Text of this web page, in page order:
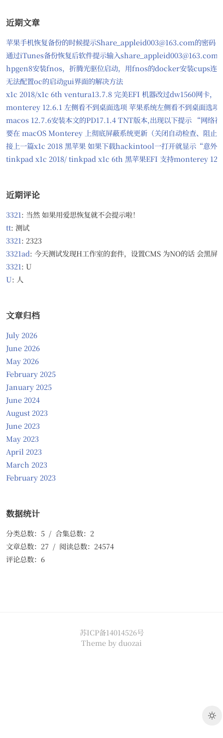
近期文章
苹果手机恢复备份的时候提示Share_appleid003@163.com的密码
通过iTunes备份恢复后软件提示输入share_appleid003@163.com
hpgen8安装fnos，折腾光驱位启动，用fnos的docker安装cups连
无法配置oc的启动gui界面的解决方法
x1c 2018/x1c 6th ventura13.7.8 完美EFI 机器改过dw1560网卡，
monterey 12.6.1 左侧看不到桌面选项 苹果系统左侧看不到桌面选项
macos 12.7.6安装本文的PD17.1.4 TNT版本,出现以下提示 “网络
要在 macOS Monterey 上彻底屏蔽系统更新（关闭自动检查、阻止
接上一篇x1c 2018 黑苹果 如果下载hackintool一打开就显示“意外
tinkpad x1c 2018/ tinkpad x1c 6th 黑苹果EFI 支持monterey
近期评论
3321: 当然 如果用爱思恢复就不会提示啦！
tt: 测试
3321: 2323
3321ad: 今天测试发现H工作室的套件，设置CMS 为NO的话 会黑屏
3321: U
U: 人
文章归档
July 2026
June 2026
May 2026
February 2025
January 2025
June 2024
August 2023
June 2023
May 2023
April 2023
March 2023
February 2023
数据统计
分类总数：5 / 合集总数：2
文章总数：27 / 阅读总数：24574
评论总数：6
苏ICP备14014526号
Theme byduozai